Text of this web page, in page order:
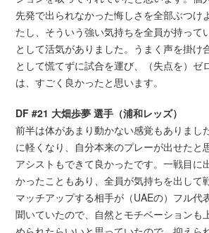
先発で出られなかった悔しさを全部ぶつけ
たし、そういう強い気持ちを全員が持って
として活気がありました。うまく声を掛け
として慌てずに試合を運び、（失点を）ゼ
は、すごく良かったと思います。
DF #21 大畑歩夢 選手（浦和レッズ）
前半は体があまり動かない感覚もありまし
に軽くなり、自分本来のプレーが出せたと
アシストもできて良かったです。一戦目に
かったこともあり、全員が気持ちを出して
マッチアップする相手が（UAEの）フル代
聞いていたので、自然とモチベーションも